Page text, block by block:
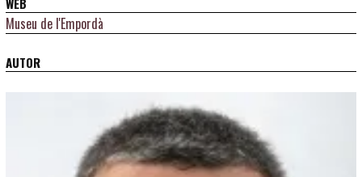
Museu de l'Empordà
AUTOR